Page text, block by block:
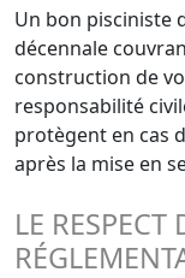
Un bon pisciniste
décennale
construction de
responsabilité
protègent en cas
après la mise en
LE RESPECT